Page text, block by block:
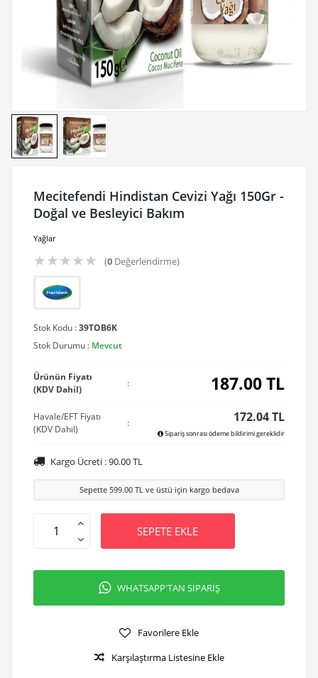
Mecitefendi Hindistan Cevizi Yağı 150Gr -
Doğal ve Besleyici Bakım
Yağlar
★★★★★ (0Değerlendirme)
Stok Kodu :39TOB6K
Stok Durumu : Mevcut
Ürünün Fiyatı
(KDV Dahil)
: 187.00TL
Havale/EFT Fiyatı
(KDV Dahil)
: 172.04 TL
Sipariş sonrası ödeme bildirimi gereklidir
Kargo Ücreti :90.00TL
Sepette 599.00TL ve üstü için kargo bedava
SEPETE EKLE
WHATSAPP'TAN SİPARİŞ
Favorilere Ekle
Karşılaştırma Listesine Ekle